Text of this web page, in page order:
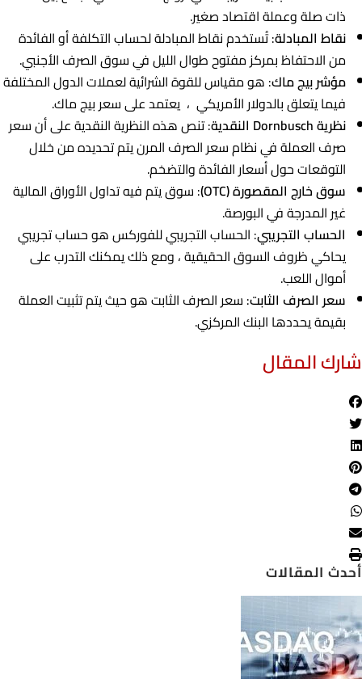
ذات صلة وعملة اقتصاد صغير.
نقاط المبادلة: تُستخدم نقاط المبادلة لحساب التكلفة أو الفائدة
من الاحتفاظ بمركز مفتوح طوال الليل في سوق الصرف الأجنبي.
مؤشر بيج ماك: هو مقياس للقوة الشرائية لعملات الدول المختلفة
فيما يتعلق بالدولار الأمريكي ، يعتمد على سعر بيج ماك.
نظرية Dornbusch النقدية
: تنص هذه النظرية النقدية على أن سعر
صرف العملة في نظام سعر الصرف المرن يتم تحديده من خلال
التوقعات حول أسعار الفائدة والتضخم.
سوق خارج المقصورة (OTC)
: سوق يتم فيه تداول الأوراق المالية
غير المدرجة في البورصة.
الحساب التجريبي: الحساب التجريبي للفوركس هو حساب تجريبي
يحاكي ظروف السوق الحقيقية ، ومع ذلك يمكنك التدرب على
أموال اللعب.
سعر الصرف الثابت: سعر الصرف الثابت هو حيث يتم تثبيت العملة
بقيمة يحددها البنك المركزي.
شارك المقال
أحدث المقالات